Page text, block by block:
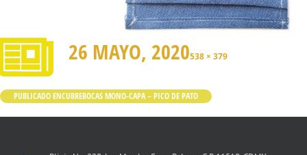
26 MAYO, 2020538 × 379
PUBLICADO ENCUBREBOCAS MONO-CAPA – PICO DE PATO